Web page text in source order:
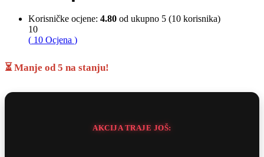
Korisničke ocjene: 4.80 od ukupno 5 (10 korisnika)
10
( 10 Ocjena )
⏳ Manje od 5 na stanju!
AKCIJA TRAJE JOŠ: